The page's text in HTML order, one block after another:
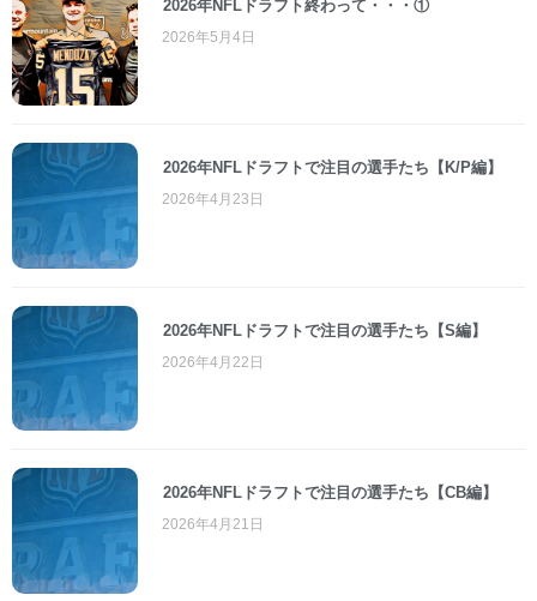
2026年NFLドラフト終わって・・・①
2026年5月4日
2026年NFLドラフトで注目の選手たち【K/P編】
2026年4月23日
2026年NFLドラフトで注目の選手たち【S編】
2026年4月22日
2026年NFLドラフトで注目の選手たち【CB編】
2026年4月21日